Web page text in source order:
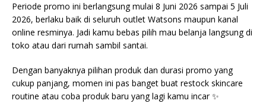
Periode promo ini berlangsung mulai 8 Juni 2026 sampai 5 Juli
2026, berlaku baik di seluruh outlet Watsons maupun kanal
online resminya. Jadi kamu bebas pilih mau belanja langsung di
toko atau dari rumah sambil santai.
Dengan banyaknya pilihan produk dan durasi promo yang
cukup panjang, momen ini pas banget buat restock skincare
routine atau coba produk baru yang lagi kamu incar ✨